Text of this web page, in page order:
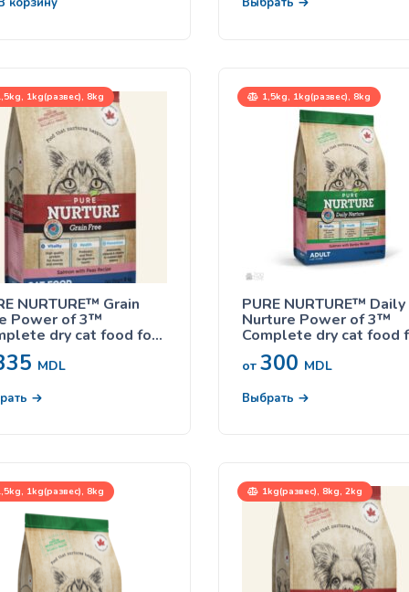
1kg(развес), 8kg
NURTURE™ Grain
Power of 3™
dry cat food for
no grains
with peas, сухой
на всех стадиях
MDL
1,5kg, 1kg(развес), 8kg
PURE NURTURE™ Daily
Nurture Power of 3™
Complete dry cat food
adults, salmon with
сухой корм с лососем и
кошек
от 300 MDL
Выбрать
1kg(развес), 8kg 1kg(развес), 8kg, 2kg